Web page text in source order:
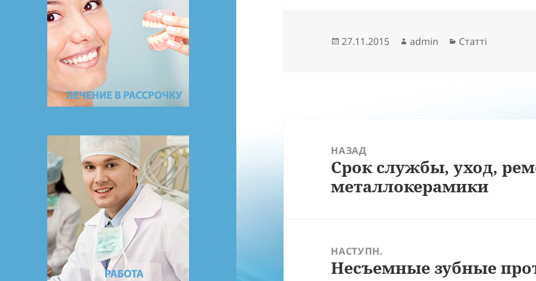
Опубліковано
27.11.2015 Автор
admin Категорії
Статті
НАЗАД
Попередній
запис:
Срок службы, уход,
металлокерамики
НАСТУПН.
Наступний
Несъемные зубные